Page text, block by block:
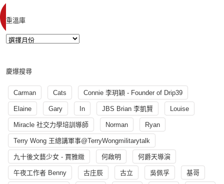
重溫庫
慶爆搜尋
Carman Cats Connie 李玥穎 - Founder of Drip39
Elaine Gary In JBS Brian 李凱賢 Louise
Miracle 社交力學培訓導師 Norman Ryan
Terry Wong 王總講軍事@TerryWongmilitarytalk
九十後文藝少女 - 賈雅緻 何啟明 何爵天導演
午夜工作者 Benny 古庄辰 古立 吳佩孚 基哥